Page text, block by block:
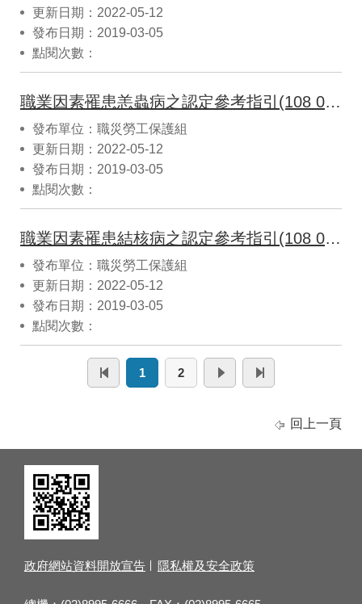
更新日期：2022-05-12
發布日期：2019-03-05
點閱次數：
職業因素罹患恙蟲病之認定參考指引(108 03修正)
發布單位：職災勞工保護組
更新日期：2022-05-12
發布日期：2019-03-05
點閱次數：
職業因素罹患結核病之認定參考指引(108 03修正)
發布單位：職災勞工保護組
更新日期：2022-05-12
發布日期：2019-03-05
點閱次數：
1 2
回上一頁
政府網站資料開放宣告 隱私權及安全政策